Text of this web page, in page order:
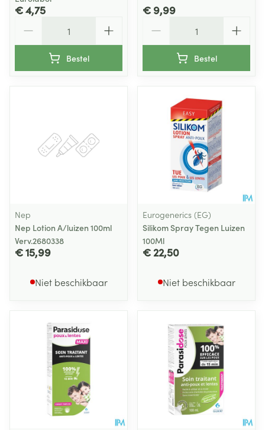
€ 4,75
Bestel
€ 9,99
Bestel
Nep
Nep Lotion A/luizen 100ml
Verv.2680338
€ 15,99
Niet beschikbaar
Eurogenerics (EG)
Silikom Spray Tegen Luizen
100Ml
€ 22,50
Niet beschikbaar